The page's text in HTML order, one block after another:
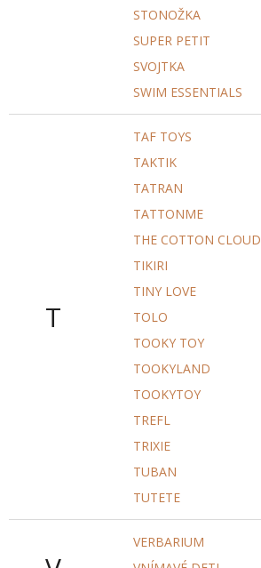
STONOŽKA
SUPER PETIT
SVOJTKA
SWIM ESSENTIALS
T
TAF TOYS
TAKTIK
TATRAN
TATTONME
THE COTTON CLOUD
TIKIRI
TINY LOVE
TOLO
TOOKY TOY
TOOKYLAND
TOOKYTOY
TREFL
TRIXIE
TUBAN
TUTETE
VERBARIUM